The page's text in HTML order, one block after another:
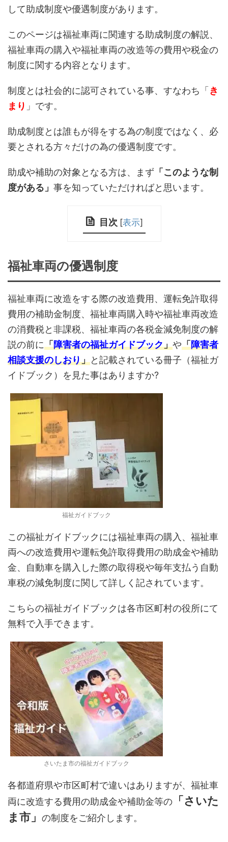
して助成制度や優遇制度があります。
このページは福祉車両に関連する助成制度の解説、
福祉車両の購入や福祉車両の改造等の費用や税金の
制度に関する内容となります。
制度とは社会的に認可されている事、すなわち「 き
まり 」です。
助成制度とは誰もが得をする為の制度ではなく、必
要とされる方々だけの為の優遇制度です。
助成や補助の対象となる方は、まず 「このような制
度がある」 事を知っていただければと思います。
目次 [表示]
福祉車両の優遇制度
福祉車両に改造をする際の改造費用、運転免許取得
費用の補助金制度、福祉車両購入時や福祉車両改造
の消費税と非課税、福祉車両の各税金減免制度の解
説の前に「障害者の福祉ガイドブック」や「障害者
相談支援のしおり」と記載されている冊子（福祉ガ
イドブック）を見た事はありますか?
福祉ガイドブック
この福祉ガイドブックには福祉車両の購入、福祉車
両への改造費用や運転免許取得費用の助成金や補助
金、自動車を購入した際の取得税や毎年支払う自動
車税の減免制度に関して詳しく記されています。
こちらの福祉ガイドブックは各市区町村の役所にて
無料で入手できます。
さいたま市の福祉ガイドブック
各都道府県や市区町村で違いはありますが、福祉車
両に改造する費用の助成金や補助金等の
「さいた
ま市」 の制度をご紹介します。